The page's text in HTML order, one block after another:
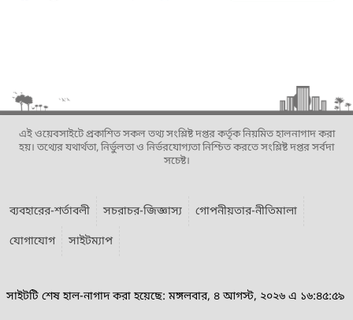
এই ওয়েবসাইটে প্রকাশিত সকল তথ্য সংশ্লিষ্ট দপ্তর কর্তৃক নিয়মিত হালনাগাদ করা
হয়। তথ্যের যথার্থতা, নির্ভুলতা ও নির্ভরযোগ্যতা নিশ্চিত করতে সংশ্লিষ্ট দপ্তর সর্বদা
সচেষ্ট।
ব্যবহারের-শর্তাবলী সচরাচর-জিজ্ঞাস্য
গোপনীয়তার-নীতিমালা
যোগাযোগ
সাইটম্যাপ
সাইটটি শেষ হাল-নাগাদ করা হয়েছে: মঙ্গলবার, ৪ আগস্ট, ২০২৬ এ ১৬:৪৫:৫৯